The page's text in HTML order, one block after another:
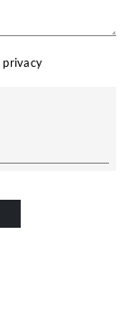
privacy